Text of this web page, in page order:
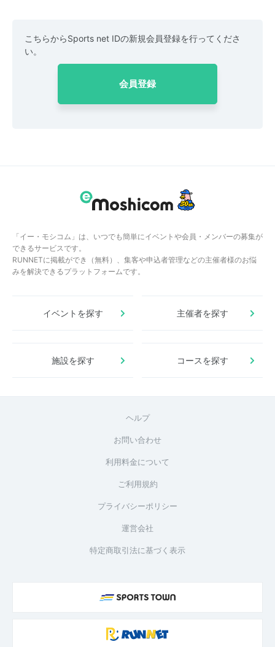
こちらからSports net IDの新規会員登録を行ってくださ
い。
会員登録
「イー・モシコム」は、いつでも簡単にイベントや会員・メンバーの募集が
できるサービスです。
RUNNETに掲載ができ（無料）、集客や申込者管理などの主催者様のお悩
みを解決できるプラットフォームです。
イベントを探す 主催者を探す
施設を探す コースを探す
ヘルプ
お問い合わせ
利用料金について
ご利用規約
プライバシーポリシー
運営会社
特定商取引法に基づく表示